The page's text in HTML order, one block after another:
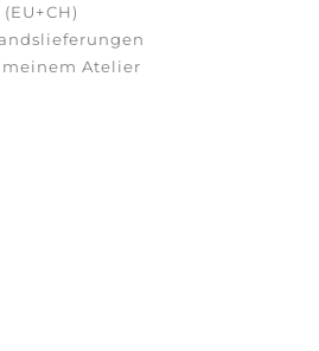
meinem Atelier